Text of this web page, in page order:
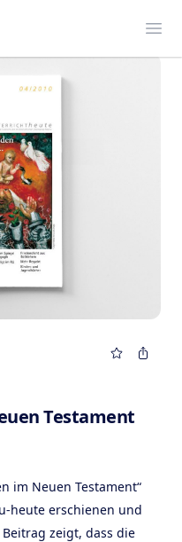
Testament
im Neuen Testament“
heute erschienen und
zeigt, dass die